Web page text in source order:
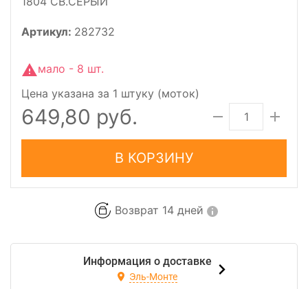
Артикул: 282732
Цена указана за 1 штуку (моток)
мало - 8 шт.
649,80 руб.
В КОРЗИНУ
Возврат 14 дней
Информация о доставке
Эль-Монте